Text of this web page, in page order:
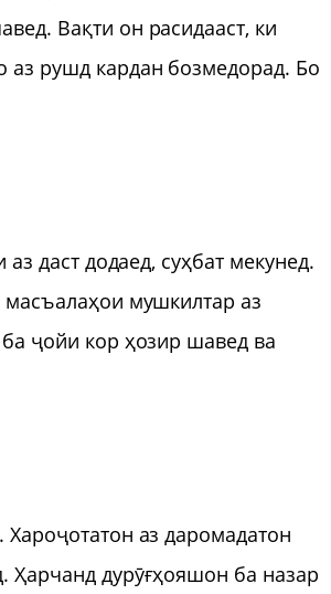
Вақти он расидааст, ки
рушд кардан бозмедорад. Бо
даст додаед, суҳбат мекунед.
мушкилтар аз
ҷойи кор ҳозир шавед ва
аз даромадатон
Ҳарчанд дурӯғҳояшон ба назар